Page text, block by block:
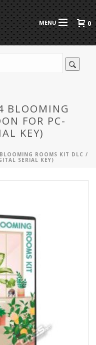
0
BLOOMING
FOR PC-
KEY)
ROOMS KIT DLC /
SERIAL KEY)